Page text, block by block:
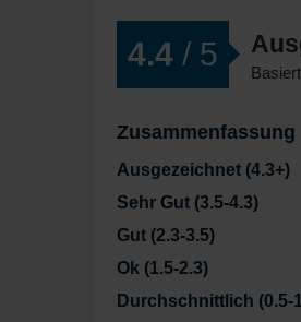
4.4 / 5
Zusammenfassung
Ausgezeichnet (4.3+)
Sehr Gut (3.5-4.3)
Gut (2.3-3.5)
Ok (1.5-2.3)
Durchschnittlich (0.5-